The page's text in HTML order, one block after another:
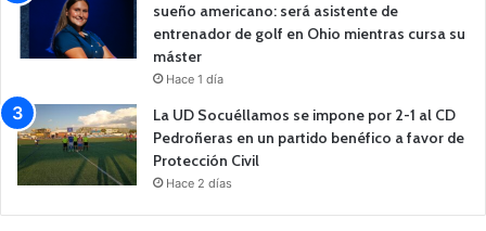
sueño americano: será asistente de
entrenador de golf en Ohio mientras cursa su
máster
Hace 1 día
La UD Socuéllamos se impone por 2-1 al CD
Pedroñeras en un partido benéfico a favor de
Protección Civil
Hace 2 días